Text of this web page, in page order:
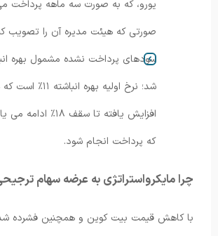
یورو، که به صورت سه ماهه پرداخت
صورتی که هیئت مدیره آن را تصویب
سودهای پرداخت نشده مشمول بهره
افزایش یافته تا سقف ۱۸٪
که پرداخت انجام شود.
چرا مایکرواستراتژی به عرضه سهام
با کاهش قیمت بیت کوین و همچنین فشرده